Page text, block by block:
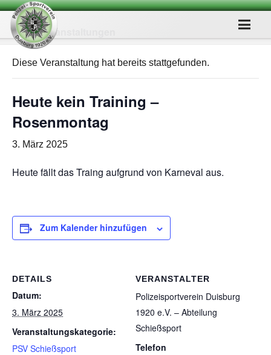
« Alle Veranstaltungen
Diese Veranstaltung hat bereits stattgefunden.
Heute kein Trai­ning –
Rosenmontag
3. März 2025
Heute fällt das Traing auf­grund von Kar­ne­val aus.
Zum Kalender hinzufügen
DETAILS
Datum:
3. März 2025
Veranstaltungskategorie:
PSV Schießsport
VERANSTALTER
Poli­zei­sport­ver­ein Duis­burg
1920 e.V. – Abtei­lung
Schießsport
Telefon